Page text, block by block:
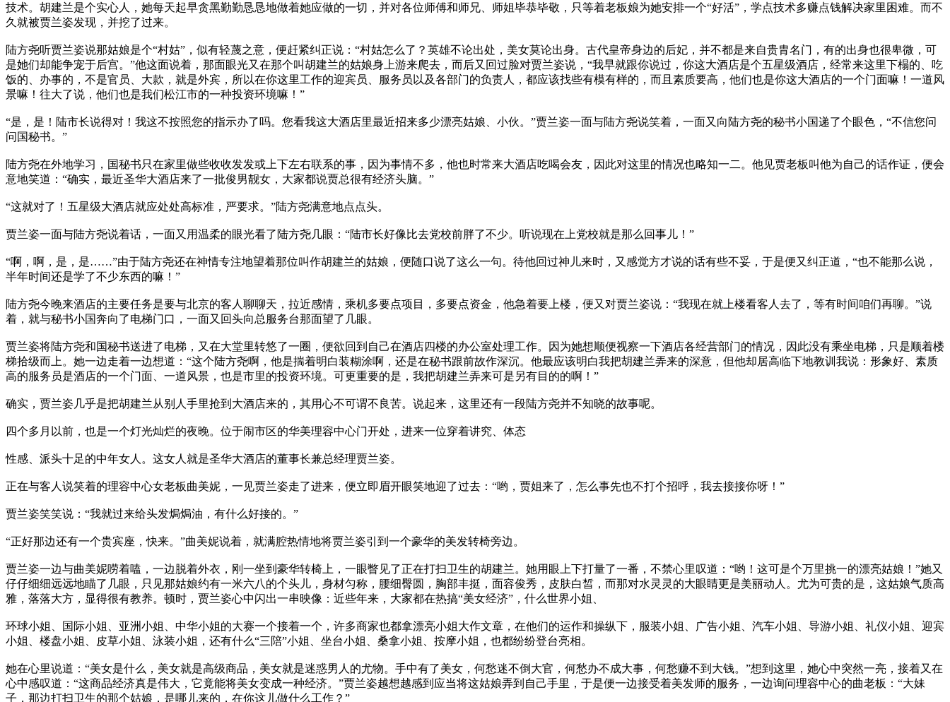
技术。胡建兰是个实心人，她每天起早贪黑勤勤恳恳地做着她应做的一切，并对各位师傅和师兄、师姐毕恭毕敬，只等着老板娘为她安排一个“好活”，学点技术多赚点钱解决家里困难。而不
久就被贾兰姿发现，并挖了过来。
陆方尧听贾兰姿说那姑娘是个“村姑”，似有轻蔑之意，便赶紧纠正说：“村姑怎么了？英雄不论出处，美女莫论出身。古代皇帝身边的后妃，并不都是来自贵胄名门，有的出身也很卑微，可
是她们却能争宠于后宫。”他这面说着，那面眼光又在那个叫胡建兰的姑娘身上游来爬去，而后又回过脸对贾兰姿说，“我早就跟你说过，你这大酒店是个五星级酒店，经常来这里下榻的、吃
饭的、办事的，不是官员、大款，就是外宾，所以在你这里工作的迎宾员、服务员以及各部门的负责人，都应该找些有模有样的，而且素质要高，他们也是你这大酒店的一个门面嘛！一道风
景嘛！往大了说，他们也是我们松江市的一种投资环境嘛！”
“是，是！陆市长说得对！我这不按照您的指示办了吗。您看我这大酒店里最近招来多少漂亮姑娘、小伙。”贾兰姿一面与陆方尧说笑着，一面又向陆方尧的秘书小国递了个眼色，“不信您问
问国秘书。”
陆方尧在外地学习，国秘书只在家里做些收收发发或上下左右联系的事，因为事情不多，他也时常来大酒店吃喝会友，因此对这里的情况也略知一二。他见贾老板叫他为自己的话作证，便会
意地笑道：“确实，最近圣华大酒店来了一批俊男靓女，大家都说贾总很有经济头脑。”
“这就对了！五星级大酒店就应处处高标准，严要求。”陆方尧满意地点点头。
贾兰姿一面与陆方尧说着话，一面又用温柔的眼光看了陆方尧几眼：“陆市长好像比去党校前胖了不少。听说现在上党校就是那么回事儿！”
“啊，啊，是，是……”由于陆方尧还在神情专注地望着那位叫作胡建兰的姑娘，便随口说了这么一句。待他回过神儿来时，又感觉方才说的话有些不妥，于是便又纠正道，“也不能那么说，
半年时间还是学了不少东西的嘛！”
陆方尧今晚来酒店的主要任务是要与北京的客人聊聊天，拉近感情，乘机多要点项目，多要点资金，他急着要上楼，便又对贾兰姿说：“我现在就上楼看客人去了，等有时间咱们再聊。”说
着，就与秘书小国奔向了电梯门口，一面又回头向总服务台那面望了几眼。
贾兰姿将陆方尧和国秘书送进了电梯，又在大堂里转悠了一圈，便欲回到自己在酒店四楼的办公室处理工作。因为她想顺便视察一下酒店各经营部门的情况，因此没有乘坐电梯，只是顺着楼
梯拾级而上。她一边走着一边想道：“这个陆方尧啊，他是揣着明白装糊涂啊，还是在秘书跟前故作深沉。他最应该明白我把胡建兰弄来的深意，但他却居高临下地教训我说：形象好、素质
高的服务员是酒店的一个门面、一道风景，也是市里的投资环境。可更重要的是，我把胡建兰弄来可是另有目的的啊！”
确实，贾兰姿几乎是把胡建兰从别人手里抢到大酒店来的，其用心不可谓不良苦。说起来，这里还有一段陆方尧并不知晓的故事呢。
四个多月以前，也是一个灯光灿烂的夜晚。位于闹市区的华美理容中心门开处，进来一位穿着讲究、体态
性感、派头十足的中年女人。这女人就是圣华大酒店的董事长兼总经理贾兰姿。
正在与客人说笑着的理容中心女老板曲美妮，一见贾兰姿走了进来，便立即眉开眼笑地迎了过去：“哟，贾姐来了，怎么事先也不打个招呼，我去接接你呀！”
贾兰姿笑笑说：“我就过来给头发焗焗油，有什么好接的。”
“正好那边还有一个贵宾座，快来。”曲美妮说着，就满腔热情地将贾兰姿引到一个豪华的美发转椅旁边。
贾兰姿一边与曲美妮唠着嗑，一边脱着外衣，刚一坐到豪华转椅上，一眼瞥见了正在打扫卫生的胡建兰。她用眼上下打量了一番，不禁心里叹道：“哟！这可是个万里挑一的漂亮姑娘！”她又
仔仔细细远远地瞄了几眼，只见那姑娘约有一米六八的个头儿，身材匀称，腰细臀圆，胸部丰挺，面容俊秀，皮肤白皙，而那对水灵灵的大眼睛更是美丽动人。尤为可贵的是，这姑娘气质高
雅，落落大方，显得很有教养。顿时，贾兰姿心中闪出一串映像：近些年来，大家都在热搞“美女经济”，什么世界小姐、
环球小姐、国际小姐、亚洲小姐、中华小姐的大赛一个接着一个，许多商家也都拿漂亮小姐大作文章，在他们的运作和操纵下，服装小姐、广告小姐、汽车小姐、导游小姐、礼仪小姐、迎宾
小姐、楼盘小姐、皮草小姐、泳装小姐，还有什么“三陪”小姐、坐台小姐、桑拿小姐、按摩小姐，也都纷纷登台亮相。
她在心里说道：“美女是什么，美女就是高级商品，美女就是迷惑男人的尤物。手中有了美女，何愁迷不倒大官，何愁办不成大事，何愁赚不到大钱。”想到这里，她心中突然一亮，接着又在
心中感叹道：“这商品经济真是伟大，它竟能将美女变成一种经济。”贾兰姿越想越感到应当将这姑娘弄到自己手里，于是便一边接受着美发师的服务，一边询问理容中心的曲老板：“大妹
子，那边打扫卫生的那个姑娘，是哪儿来的，在你这儿做什么工作？”